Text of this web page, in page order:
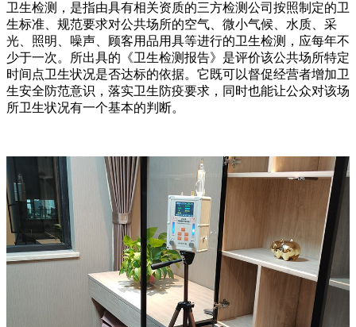
卫生检测，是指由具有相关资质的三方检测公司按照制定的卫
生标准、规范要求对公共场所的空气、微小气候、水质、采
光、照明、噪声、顾客用品用具等进行的卫生检测，应每年不
少于一次。所出具的《卫生检测报告》是评价该公共场所特定
时间点卫生状况是否达标的依据。它既可以督促经营者增加卫
生安全防范意识，落实卫生防疫要求，同时也能让公众对该场
所卫生状况有一个基本的判断。